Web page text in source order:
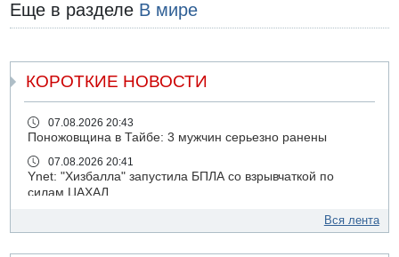
Еще в разделе В мире
КОРОТКИЕ НОВОСТИ
07.08.2026 20:43
Поножовщина в Тайбе: 3 мужчин серьезно ранены
07.08.2026 20:41
Ynet: "Хизбалла" запустила БПЛА со взрывчаткой по
силам ЦАХАЛ
ДТП в Ашдоде: тяжело ранены двое маленьких детей
Вся лента